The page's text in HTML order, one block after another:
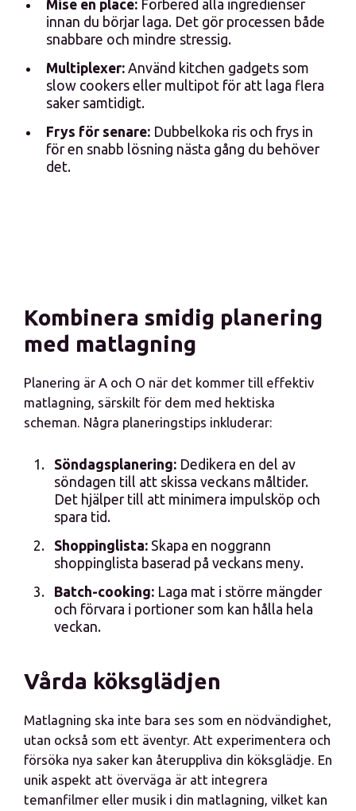
Mise en place: Förbered alla ingredienser
innan du börjar laga. Det gör processen både
snabbare och mindre stressig.
Multiplexer: Använd kitchen gadgets som
slow cookers eller multipot för att laga flera
saker samtidigt.
Frys för senare: Dubbelkoka ris och frys in
för en snabb lösning nästa gång du behöver
det.
Kombinera smidig planering
med matlagning
Planering är A och O när det kommer till effektiv
matlagning, särskilt för dem med hektiska
scheman. Några planeringstips inkluderar:
Söndagsplanering: Dedikera en del av
söndagen till att skissa veckans måltider.
Det hjälper till att minimera impulsköp och
spara tid.
Shoppinglista: Skapa en noggrann
shoppinglista baserad på veckans meny.
Batch-cooking: Laga mat i större mängder
och förvara i portioner som kan hålla hela
veckan.
Vårda köksglädjen
Matlagning ska inte bara ses som en nödvändighet,
utan också som ett äventyr. Att experimentera och
försöka nya saker kan återuppliva din köksglädje. En
unik aspekt att överväga är att integrera
temanfilmer eller musik i din matlagning, vilket kan